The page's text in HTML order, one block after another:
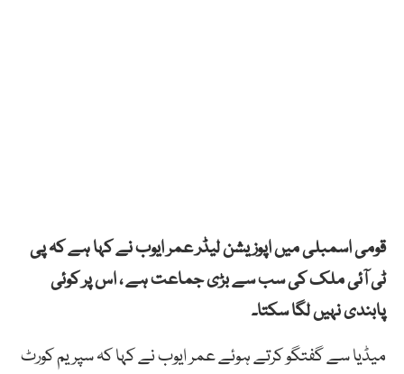
قومی اسمبلی میں اپوزیشن لیڈر عمر ایوب نے کہا ہے کہ پی
ٹی آئی ملک کی سب سے بڑی جماعت ہے ، اس پر کوئی
پابندی نہیں لگا سکتا۔
میڈیا سے گفتگو کرتے ہوئے عمر ایوب نے کہا کہ سپریم کورٹ